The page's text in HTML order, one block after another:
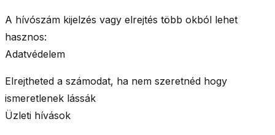
A hívószám kijelzés vagy elrejtés több okból lehet
hasznos:
Adatvédelem
Elrejtheted a számodat, ha nem szeretnéd hogy
ismeretlenek lássák
Üzleti hívások